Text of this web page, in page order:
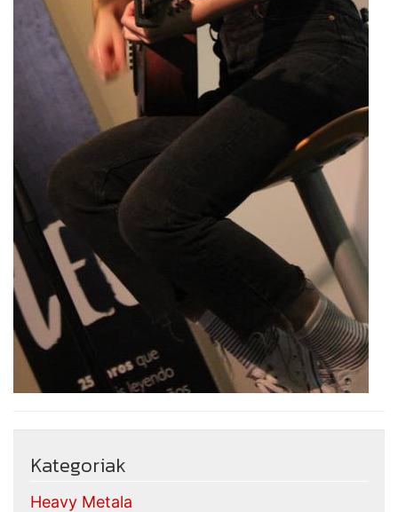
Kategoriak
Heavy Metala